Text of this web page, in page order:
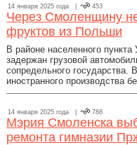
14 января 2025 года | 453
Через Смоленщину
фруктов из Польши
В районе населенного
задержан грузовой
сопредельного государства.
иностранного производства
14 января 2025 года | 788
Мэрия Смоленска
ремонта гимназии